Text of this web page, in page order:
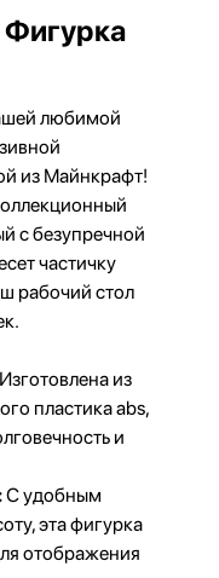
Фигурка
любимой
из Майнкрафт!
с безупречной
частичку
рабочий стол
Изготовлена из
пластика abs,
и
С удобным
эта фигурка
отображения